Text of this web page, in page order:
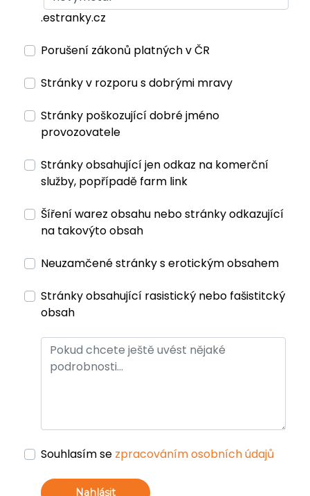
.estranky.cz
Porušení zákonů platných v ČR
Stránky v rozporu s dobrými mravy
Stránky poškozující dobré jméno
provozovatele
Stránky obsahující jen odkaz na komerční
služby, popřípadě farm link
Šíření warez obsahu nebo stránky odkazující
na takovýto obsah
Neuzamčené stránky s erotickým obsahem
Stránky obsahující rasistický nebo fašistitcký
obsah
Souhlasím se zpracováním osobních údajů
Nahlásit